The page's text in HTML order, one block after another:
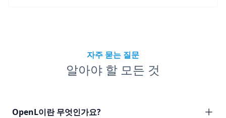
자주 묻는 질문
알아야 할 모든 것
OpenL이란 무엇인가요?